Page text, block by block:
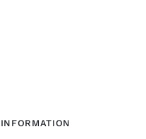
INFORMATION